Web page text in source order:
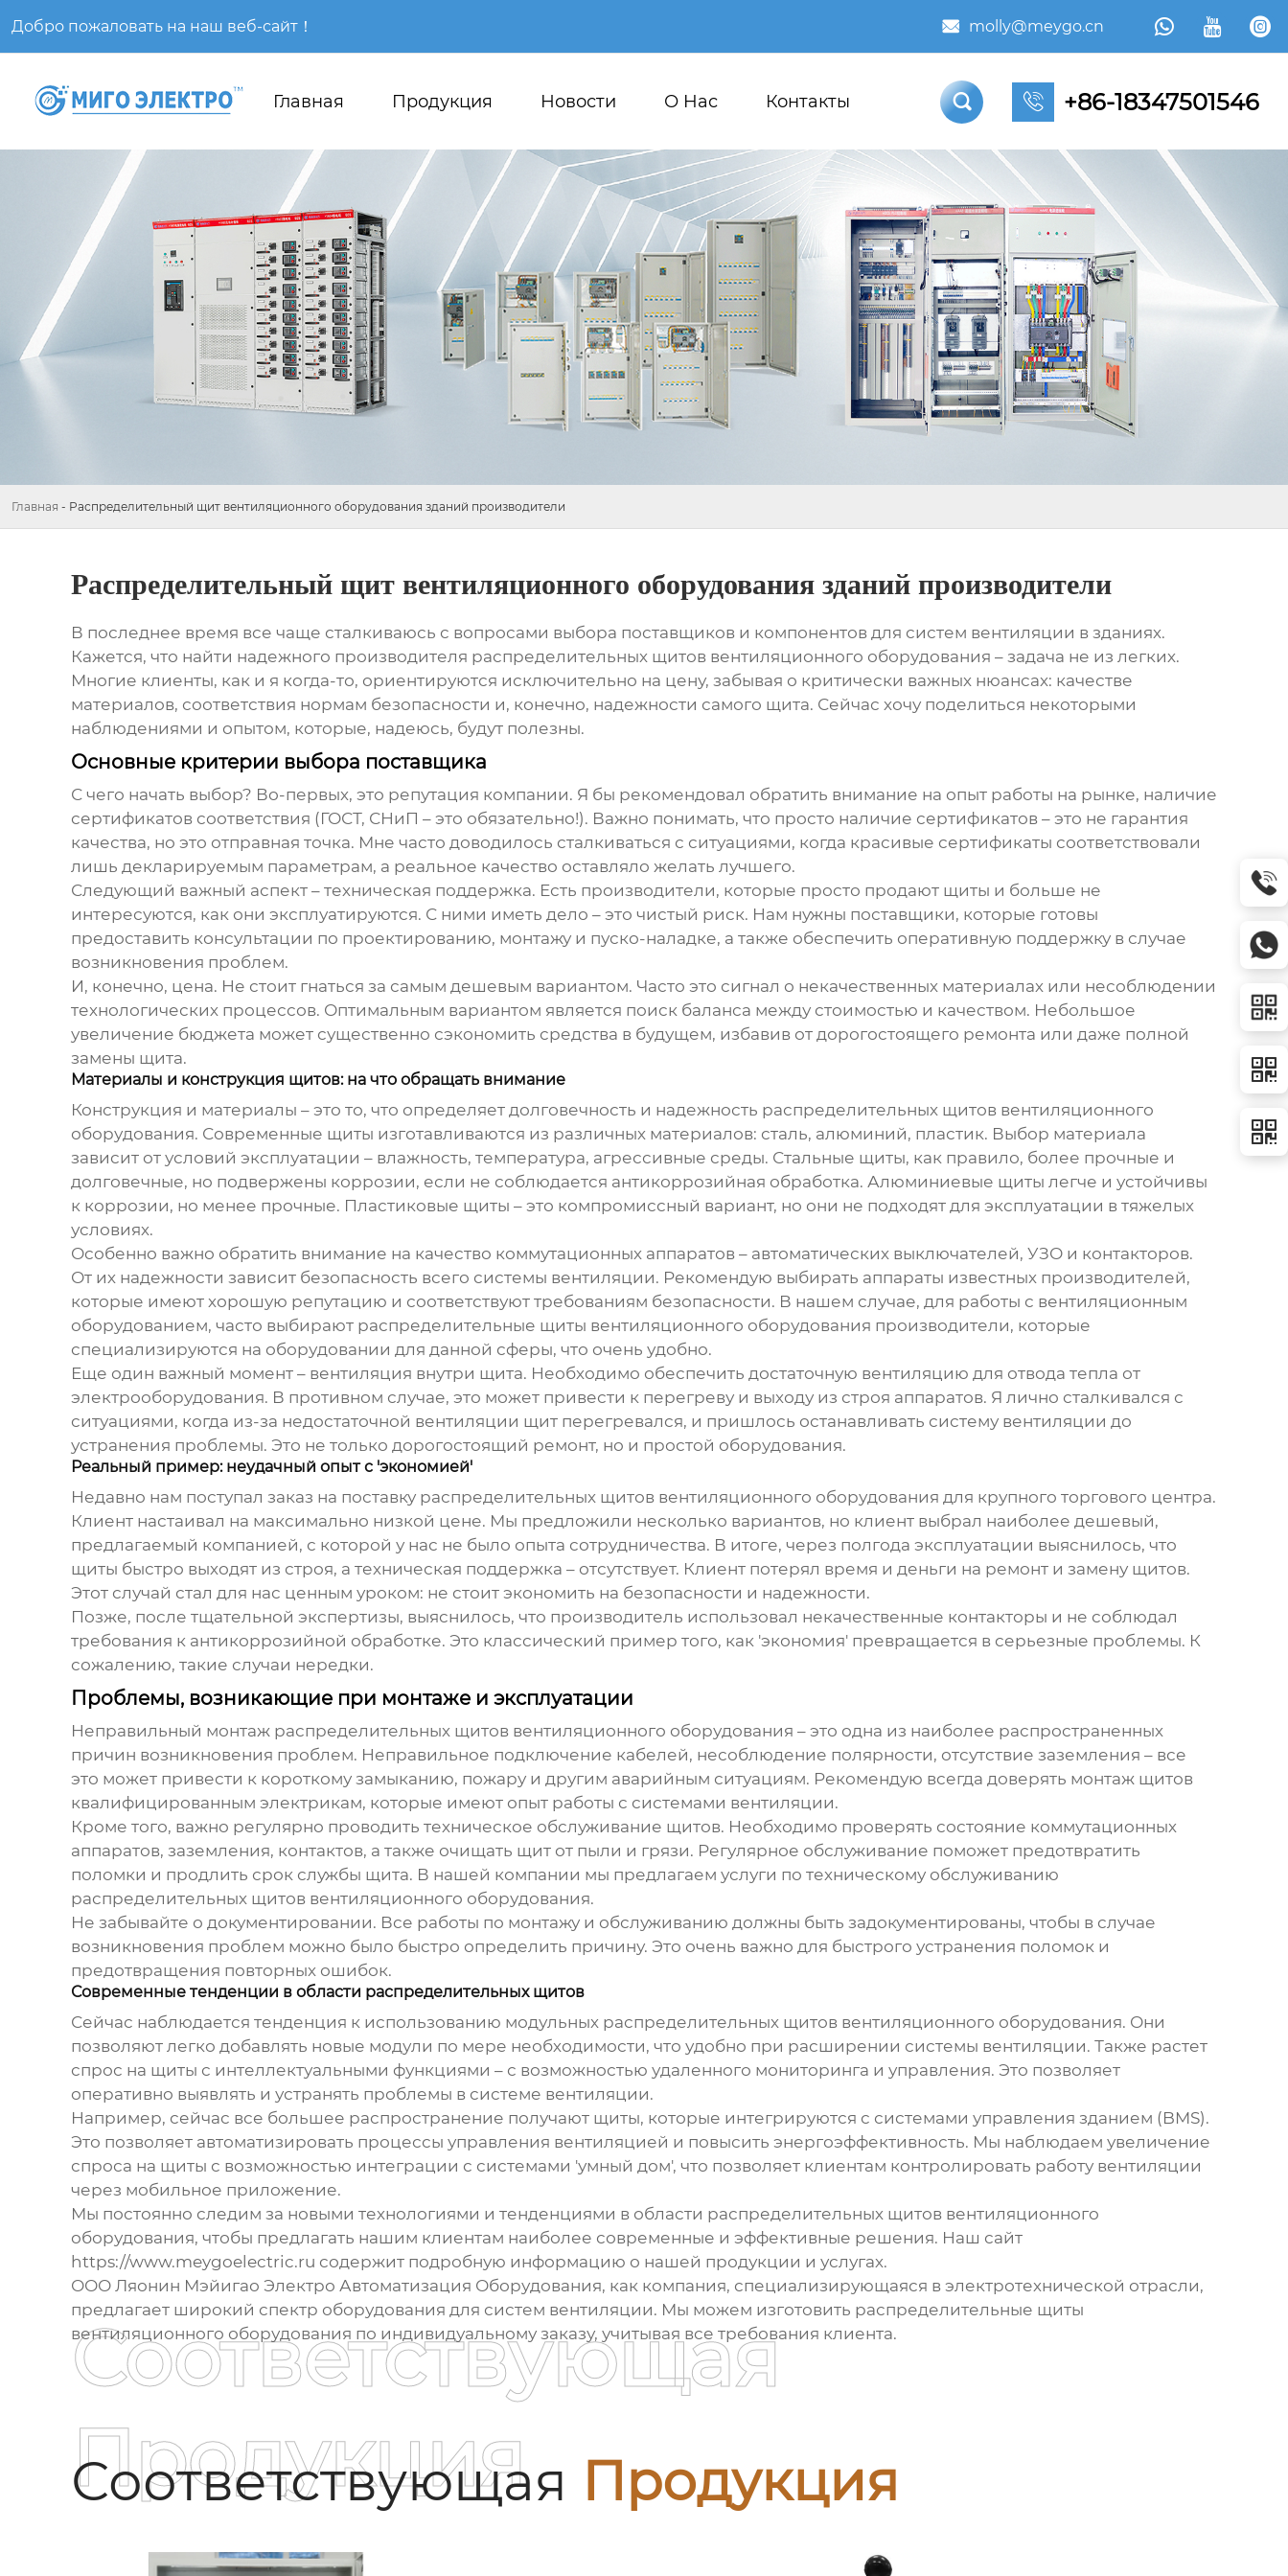
Добро пожаловать на наш веб-сайт！  molly@meygo.cn   
Главная Продукция Новости О Hас Контакты   +86-18347501546
Главная - Распределительный щит вентиляционного оборудования зданий производители
Распределительный щит вентиляционного оборудования зданий производители
В последнее время все чаще сталкиваюсь с вопросами выбора поставщиков и компонентов для систем вентиляции в зданиях.
Кажется, что найти надежного производителя распределительных щитов вентиляционного оборудования – задача не из легких.
Многие клиенты, как и я когда-то, ориентируются исключительно на цену, забывая о критически важных нюансах: качестве
материалов, соответствия нормам безопасности и, конечно, надежности самого щита. Сейчас хочу поделиться некоторыми
наблюдениями и опытом, которые, надеюсь, будут полезны.
Основные критерии выбора поставщика
С чего начать выбор? Во-первых, это репутация компании. Я бы рекомендовал обратить внимание на опыт работы на рынке, наличие
сертификатов соответствия (ГОСТ, СНиП – это обязательно!). Важно понимать, что просто наличие сертификатов – это не гарантия
качества, но это отправная точка. Мне часто доводилось сталкиваться с ситуациями, когда красивые сертификаты соответствовали
лишь декларируемым параметрам, а реальное качество оставляло желать лучшего.
Следующий важный аспект – техническая поддержка. Есть производители, которые просто продают щиты и больше не
интересуются, как они эксплуатируются. С ними иметь дело – это чистый риск. Нам нужны поставщики, которые готовы
предоставить консультации по проектированию, монтажу и пуско-наладке, а также обеспечить оперативную поддержку в случае
возникновения проблем.
И, конечно, цена. Не стоит гнаться за самым дешевым вариантом. Часто это сигнал о некачественных материалах или несоблюдении
технологических процессов. Оптимальным вариантом является поиск баланса между стоимостью и качеством. Небольшое
увеличение бюджета может существенно сэкономить средства в будущем, избавив от дорогостоящего ремонта или даже полной
замены щита.
Материалы и конструкция щитов: на что обращать внимание
Конструкция и материалы – это то, что определяет долговечность и надежность распределительных щитов вентиляционного
оборудования. Современные щиты изготавливаются из различных материалов: сталь, алюминий, пластик. Выбор материала
зависит от условий эксплуатации – влажность, температура, агрессивные среды. Стальные щиты, как правило, более прочные и
долговечные, но подвержены коррозии, если не соблюдается антикоррозийная обработка. Алюминиевые щиты легче и устойчивы
к коррозии, но менее прочные. Пластиковые щиты – это компромиссный вариант, но они не подходят для эксплуатации в тяжелых
условиях.
Особенно важно обратить внимание на качество коммутационных аппаратов – автоматических выключателей, УЗО и контакторов.
От их надежности зависит безопасность всего системы вентиляции. Рекомендую выбирать аппараты известных производителей,
которые имеют хорошую репутацию и соответствуют требованиям безопасности. В нашем случае, для работы с вентиляционным
оборудованием, часто выбирают распределительные щиты вентиляционного оборудования производители, которые
специализируются на оборудовании для данной сферы, что очень удобно.
Еще один важный момент – вентиляция внутри щита. Необходимо обеспечить достаточную вентиляцию для отвода тепла от
электрооборудования. В противном случае, это может привести к перегреву и выходу из строя аппаратов. Я лично сталкивался с
ситуациями, когда из-за недостаточной вентиляции щит перегревался, и пришлось останавливать систему вентиляции до
устранения проблемы. Это не только дорогостоящий ремонт, но и простой оборудования.
Реальный пример: неудачный опыт с 'экономией'
Недавно нам поступал заказ на поставку распределительных щитов вентиляционного оборудования для крупного торгового центра.
Клиент настаивал на максимально низкой цене. Мы предложили несколько вариантов, но клиент выбрал наиболее дешевый,
предлагаемый компанией, с которой у нас не было опыта сотрудничества. В итоге, через полгода эксплуатации выяснилось, что
щиты быстро выходят из строя, а техническая поддержка – отсутствует. Клиент потерял время и деньги на ремонт и замену щитов.
Этот случай стал для нас ценным уроком: не стоит экономить на безопасности и надежности.
Позже, после тщательной экспертизы, выяснилось, что производитель использовал некачественные контакторы и не соблюдал
требования к антикоррозийной обработке. Это классический пример того, как 'экономия' превращается в серьезные проблемы. К
сожалению, такие случаи нередки.
Проблемы, возникающие при монтаже и эксплуатации
Неправильный монтаж распределительных щитов вентиляционного оборудования – это одна из наиболее распространенных
причин возникновения проблем. Неправильное подключение кабелей, несоблюдение полярности, отсутствие заземления – все
это может привести к короткому замыканию, пожару и другим аварийным ситуациям. Рекомендую всегда доверять монтаж щитов
квалифицированным электрикам, которые имеют опыт работы с системами вентиляции.
Кроме того, важно регулярно проводить техническое обслуживание щитов. Необходимо проверять состояние коммутационных
аппаратов, заземления, контактов, а также очищать щит от пыли и грязи. Регулярное обслуживание поможет предотвратить
поломки и продлить срок службы щита. В нашей компании мы предлагаем услуги по техническому обслуживанию
распределительных щитов вентиляционного оборудования.
Не забывайте о документировании. Все работы по монтажу и обслуживанию должны быть задокументированы, чтобы в случае
возникновения проблем можно было быстро определить причину. Это очень важно для быстрого устранения поломок и
предотвращения повторных ошибок.
Современные тенденции в области распределительных щитов
Сейчас наблюдается тенденция к использованию модульных распределительных щитов вентиляционного оборудования. Они
позволяют легко добавлять новые модули по мере необходимости, что удобно при расширении системы вентиляции. Также растет
спрос на щиты с интеллектуальными функциями – с возможностью удаленного мониторинга и управления. Это позволяет
оперативно выявлять и устранять проблемы в системе вентиляции.
Например, сейчас все большее распространение получают щиты, которые интегрируются с системами управления зданием (BMS).
Это позволяет автоматизировать процессы управления вентиляцией и повысить энергоэффективность. Мы наблюдаем увеличение
спроса на щиты с возможностью интеграции с системами 'умный дом', что позволяет клиентам контролировать работу вентиляции
через мобильное приложение.
Мы постоянно следим за новыми технологиями и тенденциями в области распределительных щитов вентиляционного
оборудования, чтобы предлагать нашим клиентам наиболее современные и эффективные решения. Наш сайт
https://www.meygoelectric.ru содержит подробную информацию о нашей продукции и услугах.
ООО Ляонин Мэйигао Электро Автоматизация Оборудования, как компания, специализирующаяся в электротехнической отрасли,
предлагает широкий спектр оборудования для систем вентиляции. Мы можем изготовить распределительные щиты
вентиляционного оборудования по индивидуальному заказу, учитывая все требования клиента.
Соответствующая Продукция
Соответствующая
Продукция